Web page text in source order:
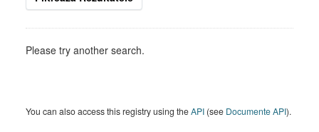
Please try another search.
You can also access this registry using theAPI (see Documente API).